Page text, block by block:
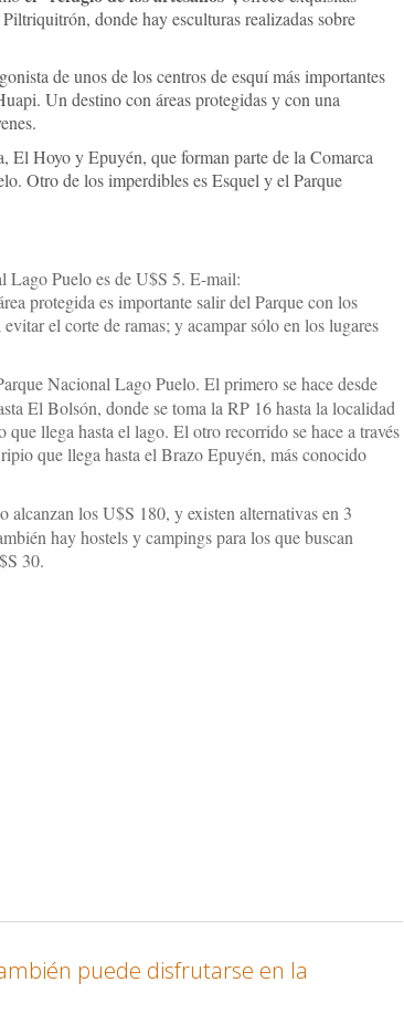
donde hay esculturas realizadas sobre
de unos de los centros de esquí más importantes
Un destino con áreas protegidas y con una
El Hoyo y Epuyén, que forman parte de la Comarca
Otro de los imperdibles es Esquel y el Parque
Lago Puelo es de U$S 5. E-mail:
protegida es importante salir del Parque con los
el corte de ramas; y acampar sólo en los lugares
Nacional Lago Puelo. El primero se hace desde
El Bolsón, donde se toma la RP 16 hasta la localidad
llega hasta el lago. El otro recorrido se hace a través
que llega hasta el Brazo Epuyén, más conocido
alcanzan los U$S 180, y existen alternativas en 3
hay hostels y campings para los que buscan
30.
puede disfrutarse en la